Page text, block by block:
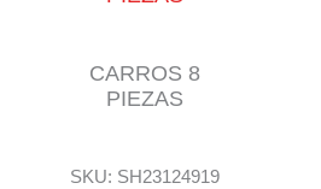
CARROS 8
PIEZAS
SKU: SH23124919